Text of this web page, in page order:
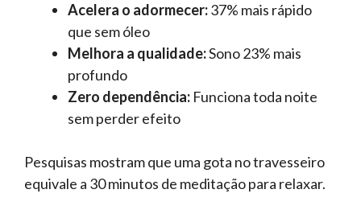
Acelera o adormecer:37% mais rápido
que sem óleo
Melhora a qualidade:Sono 23% mais
profundo
Zero dependência: Funciona toda noite
sem perder efeito
Pesquisas mostram que uma gota no travesseiro
equivale a 30 minutos de meditação para relaxar.